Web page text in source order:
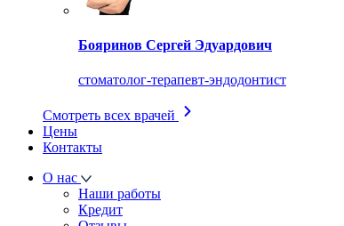
Бояринов Сергей Эдуардович
стоматолог-терапевт-эндодонтист
Смотреть всех врачей
Цены
Контакты
О нас
Наши работы
Кредит